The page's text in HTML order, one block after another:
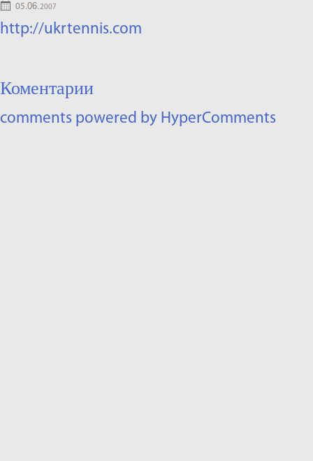
05.06.2007
http://ukrtennis.com
Коментарии
comments powered by HyperComments